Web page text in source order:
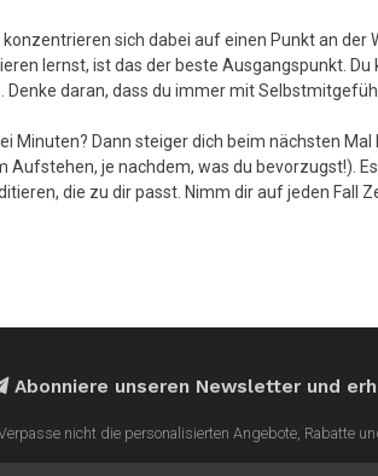
sich dabei auf einen Punkt an
lernst, ist das der beste Ausgangspunkt.
daran, dass du immer mit
Minuten? Dann steiger dich beim nächsten
je nachdem, was du bevorzugst!).
die zu dir passt. Nimm dir auf jeden
Abonniere unseren Newsletter und
nicht die personalisierten Angebote, Rabatte